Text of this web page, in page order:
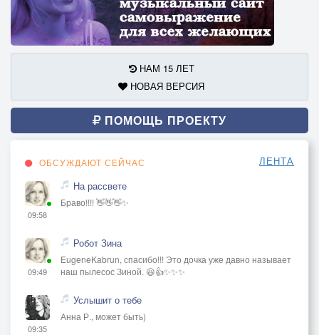
НАМ 15 ЛЕТ
НОВАЯ ВЕРСИЯ
ПОМОЩЬ ПРОЕКТУ
ОБСУЖДАЮТ СЕЙЧАС ЛЕНТА
09:58
На рассвете
Браво!!!! 👋👋👋✨
09:49
Робот Зина
EugeneKabrun, спасибо!!! Это дочка уже давно называет
наш пылесос Зиной. 😃👍✨✨✨
09:35
Услышит о тебе
Анна Р., может быть)